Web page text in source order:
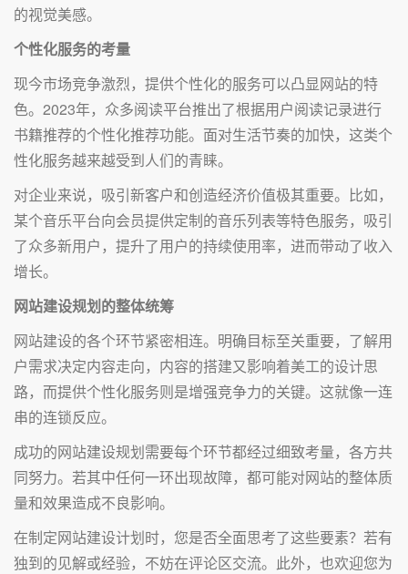
的视觉美感。
个性化服务的考量
现今市场竞争激烈，提供个性化的服务可以凸显网站的特
色。2023年，众多阅读平台推出了根据用户阅读记录进行
书籍推荐的个性化推荐功能。面对生活节奏的加快，这类个
性化服务越来越受到人们的青睐。
对企业来说，吸引新客户和创造经济价值极其重要。比如，
某个音乐平台向会员提供定制的音乐列表等特色服务，吸引
了众多新用户，提升了用户的持续使用率，进而带动了收入
增长。
网站建设规划的整体统筹
网站建设的各个环节紧密相连。明确目标至关重要，了解用
户需求决定内容走向，内容的搭建又影响着美工的设计思
路，而提供个性化服务则是增强竞争力的关键。这就像一连
串的连锁反应。
成功的网站建设规划需要每个环节都经过细致考量，各方共
同努力。若其中任何一环出现故障，都可能对网站的整体质
量和效果造成不良影响。
在制定网站建设计划时，您是否全面思考了这些要素？若有
独到的见解或经验，不妨在评论区交流。此外，也欢迎您为